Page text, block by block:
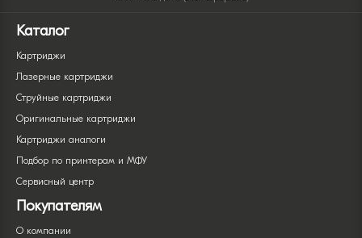
Каталог
Картриджи
Лазерные картриджи
Струйные картриджи
Оригинальные картриджи
Картриджи аналоги
Подбор по принтерам и МФУ
Сервисный центр
Покупателям
О компании